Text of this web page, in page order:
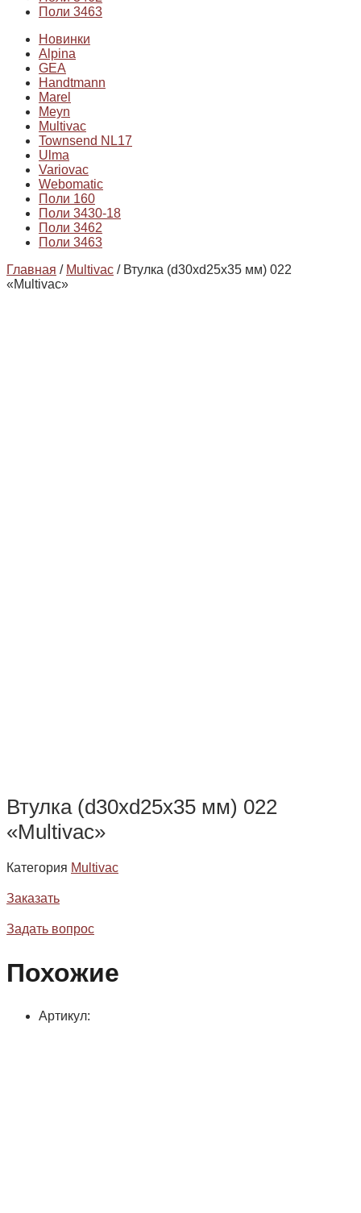
Поли 3463
Новинки
Alpina
GEA
Handtmann
Marel
Meyn
Multivac
Townsend NL17
Ulma
Variovac
Webomatic
Поли 160
Поли 3430-18
Поли 3462
Поли 3463
Главная / Multivac / Втулка (d30xd25x35 мм) 022
«Multivac»
Втулка (d30xd25x35 мм) 022
«Multivac»
Категория Multivac
Заказать
Задать вопрос
Похожие
Артикул: